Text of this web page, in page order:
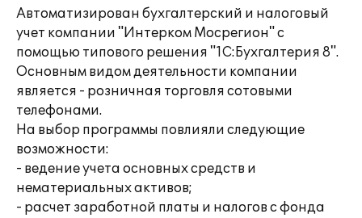
Автоматизирован бухгалтерский и налоговый
учет компании "Интерком Мосрегион" с
помощью типового решения "1С:Бухгалтерия 8".
Основным видом деятельности компании
является - розничная торговля сотовыми
телефонами.
На выбор программы повлияли следующие
возможности:
- ведение учета основных средств и
нематериальных активов;
- расчет заработной платы и налогов с фонда